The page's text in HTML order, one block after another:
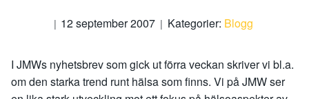
12 september 2007 Kategorier: Blogg
I JMWs nyhetsbrev som gick ut förra veckan skriver vi bl.a.
om den starka trend runt hälsa som finns. Vi på JMW ser